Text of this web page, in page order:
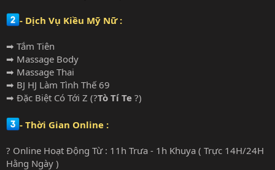
- Dịch Vụ Kiều Mỹ Nữ :
➡ Tắm Tiên
➡ Massage Body
➡ Massage Thai
➡ BJ HJ Làm Tình Thế 69
➡ Đặc Biệt Có Tới Z (?Tò Tí Te ?)
- Thời Gian Online :
? Online Hoạt Động Từ : 11h Trưa - 1h Khuya ( Trực 14H/24H
Hằng Ngày )